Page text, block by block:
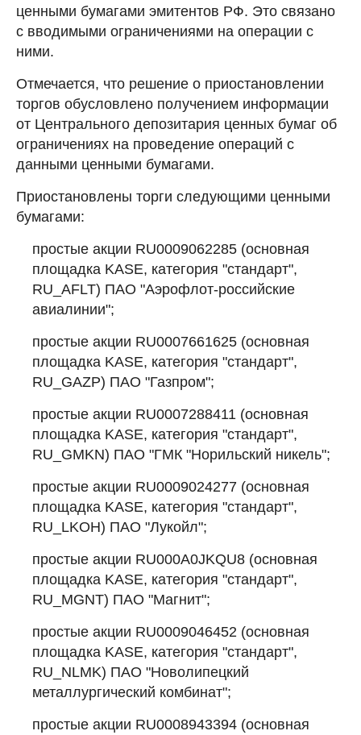
ценными бумагами эмитентов РФ. Это связано
с вводимыми ограничениями на операции с
ними.
Отмечается, что решение о приостановлении
торгов обусловлено получением информации
от Центрального депозитария ценных бумаг об
ограничениях на проведение операций с
данными ценными бумагами.
Приостановлены торги следующими ценными
бумагами:
простые акции RU0009062285 (основная
площадка KASE, категория "стандарт",
RU_AFLT) ПАО "Аэрофлот-российские
авиалинии";
простые акции RU0007661625 (основная
площадка KASE, категория "стандарт",
RU_GAZP) ПАО "Газпром";
простые акции RU0007288411 (основная
площадка KASE, категория "стандарт",
RU_GMKN) ПАО "ГМК "Норильский никель";
простые акции RU0009024277 (основная
площадка KASE, категория "стандарт",
RU_LKOH) ПАО "Лукойл";
простые акции RU000A0JKQU8 (основная
площадка KASE, категория "стандарт",
RU_MGNT) ПАО "Магнит";
простые акции RU0009046452 (основная
площадка KASE, категория "стандарт",
RU_NLMK) ПАО "Новолипецкий
металлургический комбинат";
простые акции RU0008943394 (основная